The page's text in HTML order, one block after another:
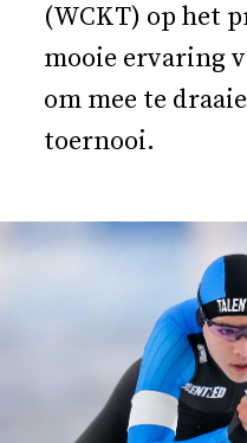
(WCKT) op het
mooie ervaring
om mee te
toernooi.